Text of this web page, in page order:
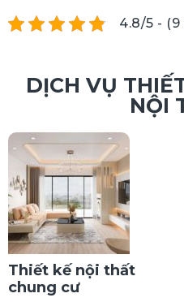
4.8/5 - (9
DỊCH VỤ
NỘI
Thiết kế nội thất
chung cư